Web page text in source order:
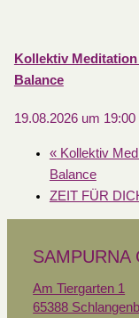
Kollektiv
Balance
19.08.2026 um 19:00
«Kollektiv
Balance
ZEIT FÜR
SAMPURNA
Am Tiergarten 1
65388